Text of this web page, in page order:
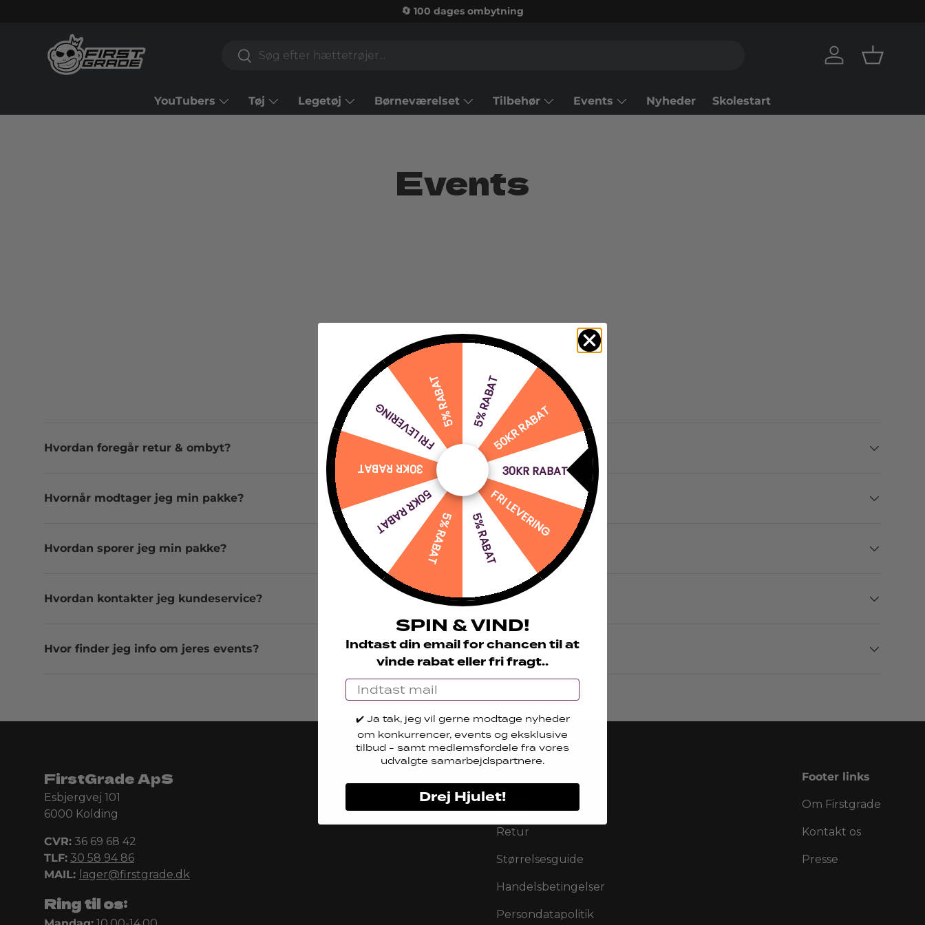
🔄 100 dages ombytning
Søg
Søg
Log indKurv
YouTubers Tøj Legetøj Børneværelset Tilbehør Events Nyheder Skolestart
Events
Hvordan foregår retur & ombyt?
Hvornår modtager jeg min pakke?
Hvordan sporer jeg min pakke?
Hvordan kontakter jeg kundeservice?
Hvor finder jeg info om jeres events?
FirstGrade ApS
Esbjergvej 101
6000 Kolding
CVR: 36 69 68 42
TLF: 30 58 94 86
MAIL: lager@firstgrade.dk
Ring til os:
Login
Retur
Størrelsesguide
Handelsbetingelser
Persondatapolitik
Footer links
Om Firstgrade
Kontakt os
Presse
5% RABAT50KR RABAT
30KR RABAT
FRI LEVERING
5% RABAT
5% RABAT
50KR RABAT
30KR RABAT
FRI LEVERING5% RABAT
SPIN & VIND!
Indtast din email for chancen til at
vinde rabat eller fri fragt..
Email
✔️ Ja tak, jeg vil gerne modtage nyheder
om konkurrencer, events og eksklusive
tilbud - samt medlemsfordele fra vores
udvalgte samarbejdspartnere.
Drej Hjulet!